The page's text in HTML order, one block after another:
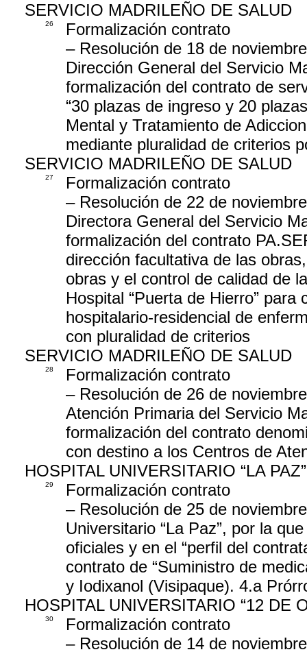
SERVICIO MADRILEÑO DE SALUD
26
Formalización contrato
– Resolución de 18 de
Dirección General del Servicio
formalización del contrato de
“30 plazas de ingreso y 20
Mental y Tratamiento de
mediante pluralidad de criterios
SERVICIO MADRILEÑO DE SALUD
27
Formalización contrato
– Resolución de 22 de
Directora General del Servicio
formalización del contrato
dirección facultativa de las
obras y el control de calidad de
Hospital “Puerta de Hierro”
hospitalario-residencial de
con pluralidad de criterios
SERVICIO MADRILEÑO DE SALUD
28
Formalización contrato
– Resolución de 26 de
Atención Primaria del Servicio
formalización del contrato
con destino a los Centros de
HOSPITAL UNIVERSITARIO “LA PAZ”
29
Formalización contrato
– Resolución de 25 de
Universitario “La Paz”, por la
oficiales y en el “perfil del
contrato de “Suministro de
y Iodixanol (Visipaque). 4.a
HOSPITAL UNIVERSITARIO “12 DE
30
Formalización contrato
– Resolución de 14 de